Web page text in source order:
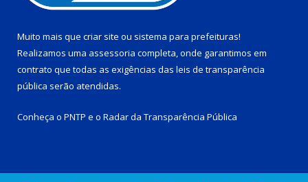
Muito mais que criar site ou sistema para prefeituras!
Realizamos uma assessoria completa, onde garantimos em
contrato que todas as exigências das leis de transparência
pública serão atendidas.
Conheça o PNTP e o Radar da Transparência Pública